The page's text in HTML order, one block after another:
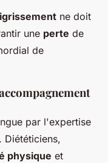
ne doit
une perte de
de
par l'expertise
. Diététiciens,
physique et